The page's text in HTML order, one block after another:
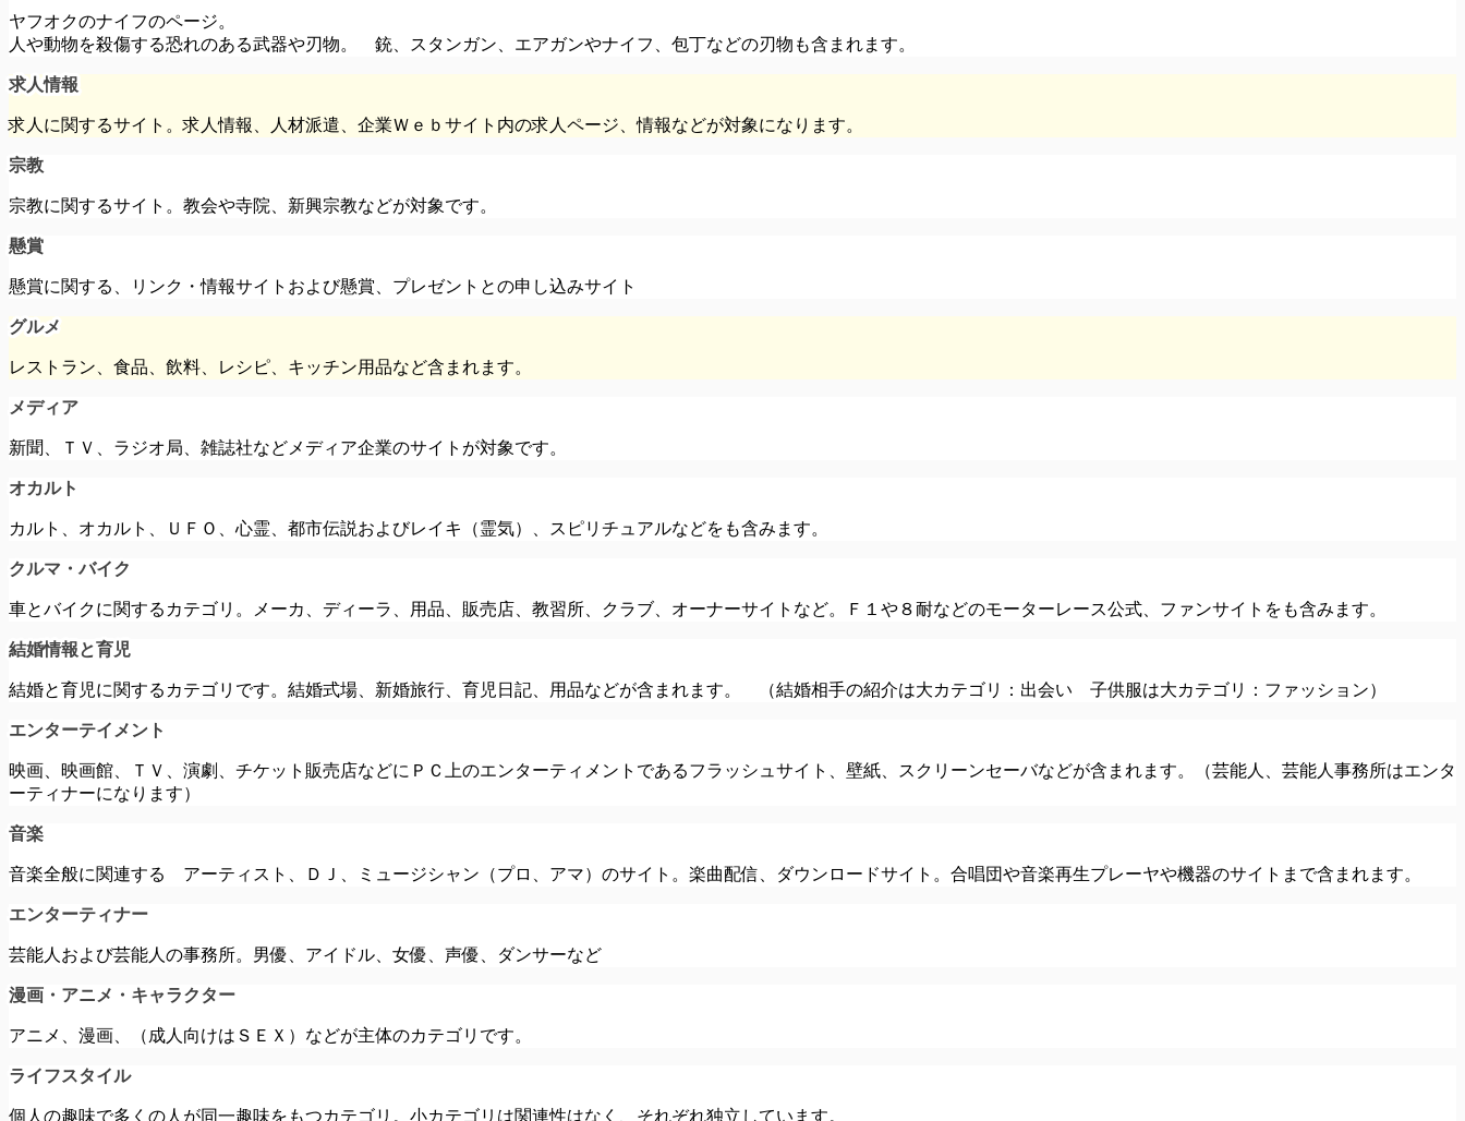
ヤフオクのナイフのページ。
人や動物を殺傷する恐れのある武器や刃物。 銃、スタンガン、エアガンやナイフ、包丁などの刃物も含まれます。
求人情報
求人に関するサイト。求人情報、人材派遣、企業Ｗｅｂサイト内の求人ページ、情報などが対象になります。
宗教
宗教に関するサイト。教会や寺院、新興宗教などが対象です。
懸賞
懸賞に関する、リンク・情報サイトおよび懸賞、プレゼントとの申し込みサイト
グルメ
レストラン、食品、飲料、レシピ、キッチン用品など含まれます。
メディア
新聞、ＴＶ、ラジオ局、雑誌社などメディア企業のサイトが対象です。
オカルト
カルト、オカルト、ＵＦＯ、心霊、都市伝説およびレイキ（霊気）、スピリチュアルなどをも含みます。
クルマ・バイク
車とバイクに関するカテゴリ。メーカ、ディーラ、用品、販売店、教習所、クラブ、オーナーサイトなど。Ｆ１や８耐などのモーターレース公式、ファンサイトをも含みます。
結婚情報と育児
結婚と育児に関するカテゴリです。結婚式場、新婚旅行、育児日記、用品などが含まれます。 （結婚相手の紹介は大カテゴリ：出会い 子供服は大カテゴリ：ファッション）
エンターテイメント
映画、映画館、ＴＶ、演劇、チケット販売店などにＰＣ上のエンターティメントであるフラッシュサイト、壁紙、スクリーンセーバなどが含まれます。（芸能人、芸能人事務所はエンタ
ーティナーになります）
音楽
音楽全般に関連する アーティスト、ＤＪ、ミュージシャン（プロ、アマ）のサイト。楽曲配信、ダウンロードサイト。合唱団や音楽再生プレーヤや機器のサイトまで含まれます。
エンターティナー
芸能人および芸能人の事務所。男優、アイドル、女優、声優、ダンサーなど
漫画・アニメ・キャラクター
アニメ、漫画、（成人向けはＳＥＸ）などが主体のカテゴリです。
ライフスタイル
個人の趣味で多くの人が同一趣味をもつカテゴリ。小カテゴリは関連性はなく、それぞれ独立しています。